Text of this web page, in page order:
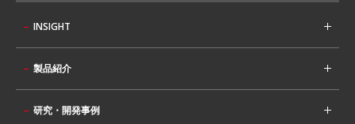
INSIGHT
製品紹介
研究・開発事例